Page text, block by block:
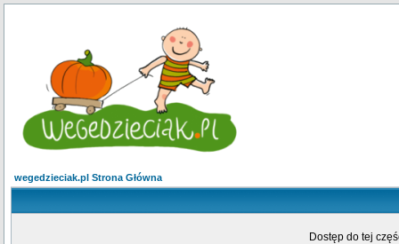
wegedzieciak.pl Strona Główna
Dostęp do tej